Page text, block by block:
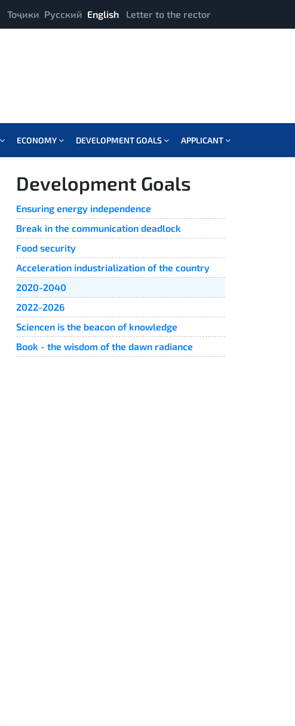
Тоҷики Русский English Letter to the rector
ECONOMY DEVELOPMENT GOALS APPLICANT
Development Goals
Ensuring energy independence
Break in the communication deadlock
Food security
Acceleration industrialization of the country
2020-2040
2022-2026
Sciencen is the beacon of knowledge
Book - the wisdom of the dawn radiance